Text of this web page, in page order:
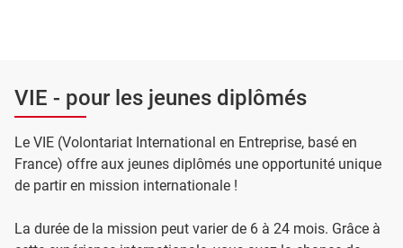
VIE - pour les jeunes diplômés
Le VIE (Volontariat International en Entreprise, basé en
France) offre aux jeunes diplômés une opportunité unique
de partir en mission internationale !
La durée de la mission peut varier de 6 à 24 mois. Grâce à